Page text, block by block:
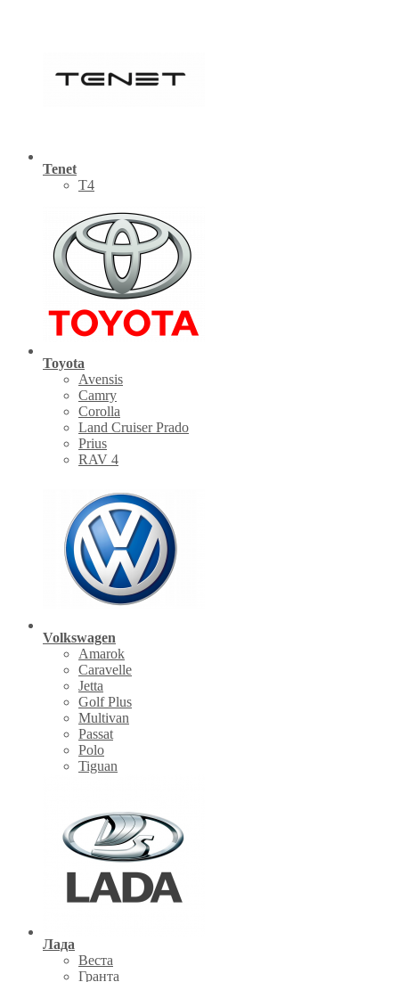
Tenet
Т4
Toyota
Avensis
Camry
Corolla
Land Cruiser Prado
Prius
RAV 4
Volkswagen
Amarok
Caravelle
Jetta
Golf Plus
Multivan
Passat
Polo
Tiguan
Лада
Веста
Гранта